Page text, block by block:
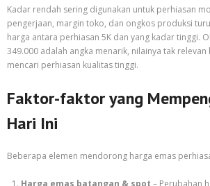
Kadar rendah sering digunakan untuk perhiasan
pengerjaan, margin toko, dan ongkos produksi
harga antara perhiasan 5K dan yang kadar tinggi.
349.000 adalah angka menarik, nilainya tak
mencari perhiasan kualitas tinggi.
Faktor-faktor yang
Hari Ini
Beberapa elemen mendorong harga emas